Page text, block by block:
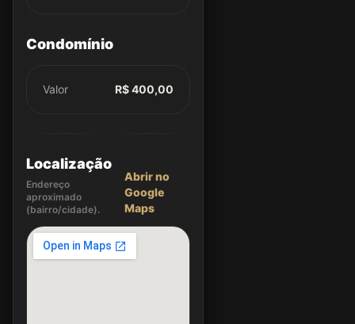
Condomínio
Valor R$ 400,00
Localização
Endereço
aproximado
(bairro/cidade).
Abrir no
Google
Maps